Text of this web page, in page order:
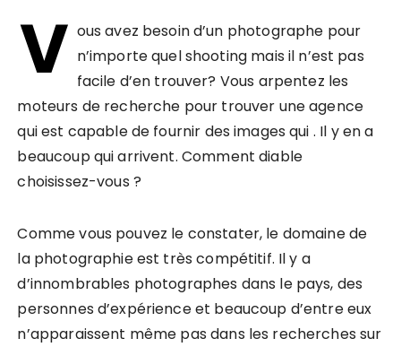
V ous avez besoin d’un photographe pour
n’importe quel shooting mais il n’est pas
facile d’en trouver? Vous arpentez les
moteurs de recherche pour trouver une agence
qui est capable de fournir des images qui . Il y en a
beaucoup qui arrivent. Comment diable
choisissez-vous ?
Comme vous pouvez le constater, le domaine de
la photographie est très compétitif. Il y a
d’innombrables photographes dans le pays, des
personnes d’expérience et beaucoup d’entre eux
n’apparaissent même pas dans les recherches sur